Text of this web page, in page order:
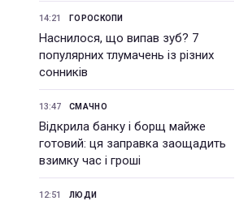
14:21 ГОРОСКОПИ
Наснилося, що випав зуб? 7
популярних тлумачень із різних
сонників
13:47 СМАЧНО
Відкрила банку і борщ майже
готовий: ця заправка заощадить
взимку час і гроші
12:51 ЛЮДИ